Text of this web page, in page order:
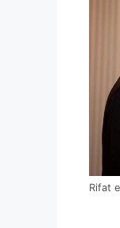
Rifat